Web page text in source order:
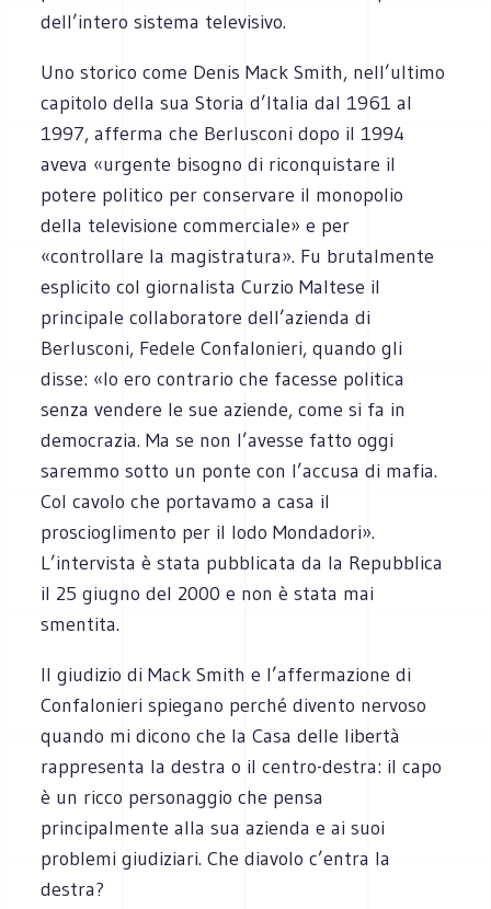
dell’intero sistema televisivo.
Uno storico come Denis Mack Smith, nell’ultimo
capitolo della sua Storia d’Italia dal 1961 al
1997, afferma che Berlusconi dopo il 1994
aveva «urgente bisogno di riconquistare il
potere politico per conservare il monopolio
della televisione commerciale» e per
«controllare la magistratura». Fu brutalmente
esplicito col giornalista Curzio Maltese il
principale collaboratore dell’azienda di
Berlusconi, Fedele Confalonieri, quando gli
disse: «Io ero contrario che facesse politica
senza vendere le sue aziende, come si fa in
democrazia. Ma se non l’avesse fatto oggi
saremmo sotto un ponte con l’accusa di mafia.
Col cavolo che portavamo a casa il
proscioglimento per il lodo Mondadori».
L’intervista è stata pubblicata da la Repubblica
il 25 giugno del 2000 e non è stata mai
smentita.
Il giudizio di Mack Smith e l’affermazione di
Confalonieri spiegano perché divento nervoso
quando mi dicono che la Casa delle libertà
rappresenta la destra o il centro-destra: il capo
è un ricco personaggio che pensa
principalmente alla sua azienda e ai suoi
problemi giudiziari. Che diavolo c’entra la
destra?